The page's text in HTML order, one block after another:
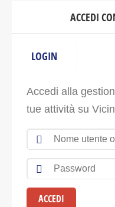
ACCEDI
LOGIN
Accedi alla
tue attività su